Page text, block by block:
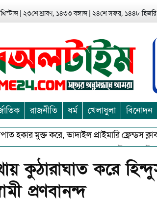
২৩শে শ্রাবণ, ১৪৩৩ বঙ্গাব্দ ২৪শে সফর, ১৪৪৮ হিজরি
রাজনীতি ধর্ম খেলাধুলা বিনোদন
মুক্ত করে, ভাদাইল প্রাইমারি ফ্রেন্ডস ক্লাব এর
সুন্নাত ওয়াল জামা’আতের উদ্যোগে ঈদে
কুঠারাঘাত করে
প্রণবানন্দ